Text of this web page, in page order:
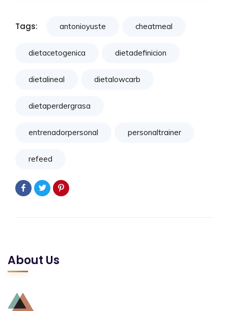
Tags: antonioyuste cheatmeal
dietacetogenica dietadefinicion
dietalineal dietalowcarb
dietaperdergrasa
entrenadorpersonal personaltrainer
refeed
About Us